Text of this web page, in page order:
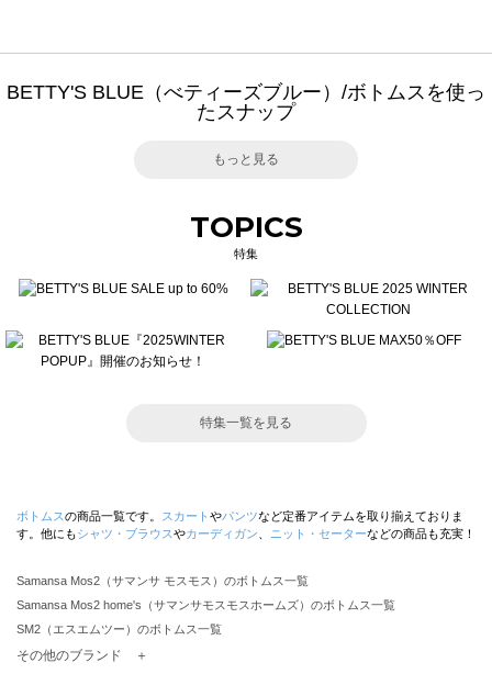
BETTY'S BLUE（べティーズブルー）/ボトムスを使っ
たスナップ
もっと見る
TOPICS
特集
特集一覧を見る
ボトムスの商品一覧です。 スカート やパンツなど定番アイテムを取り揃えておりま
す。他にもシャツ・ブラウスやカーディガン ニット・セーターなどの商品も充実！
Samansa Mos2（サマンサ モスモス）のボトムス一覧
Samansa Mos2 home's（サマンサモスモスホームズ）のボトムス一覧
SM2（エスエムツー）のボトムス一覧
TSUHARU by Samansa Mos2（ツハルバイサマンサモスモス）のボトムス一覧
その他のブランド ＋